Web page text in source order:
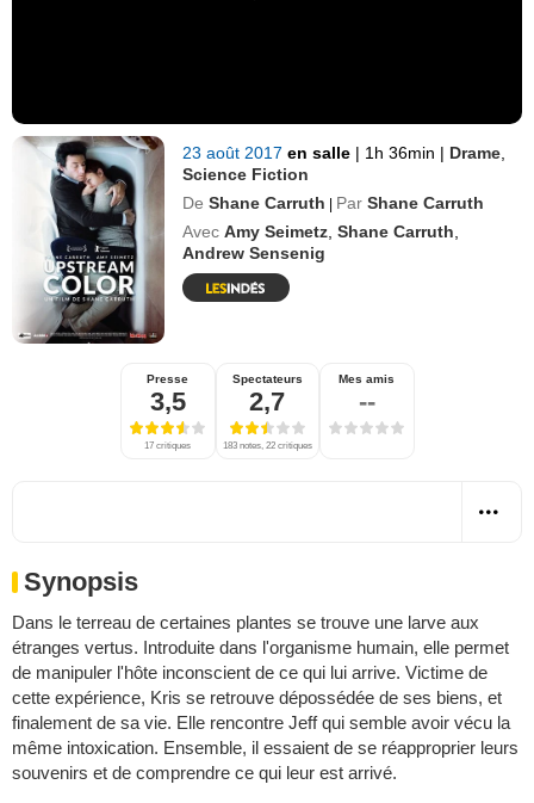
23 août 2017en salle | 1h 36min | Drame
Science Fiction
De Shane Carruth | Par Shane Carruth
Avec Amy Seimetz ,Shane Carruth
Andrew Sensenig
Presse
3,5
17 critiques
Spectateurs
2,7
183 notes, 22 critiques
Mes amis
--
Synopsis
Dans le terreau de certaines plantes se trouve une larve aux
étranges vertus. Introduite dans l'organisme humain, elle permet
de manipuler l'hôte inconscient de ce qui lui arrive. Victime de
cette expérience, Kris se retrouve dépossédée de ses biens, et
finalement de sa vie. Elle rencontre Jeff qui semble avoir vécu la
même intoxication. Ensemble, il essaient de se réapproprier leurs
souvenirs et de comprendre ce qui leur est arrivé.